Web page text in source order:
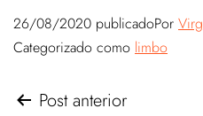
26/08/2020 publicadoPor
Categorizado como limbo
Post anterior